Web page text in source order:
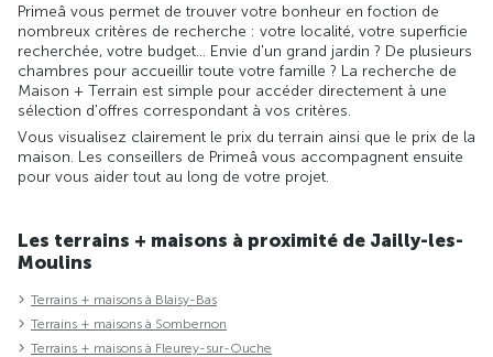
Primeâ vous permet de trouver votre bonheur en foction de
nombreux critères de recherche : votre localité, votre superficie
recherchée, votre budget... Envie d'un grand jardin ? De plusieurs
chambres pour accueillir toute votre famille ? La recherche de
Maison + Terrain est simple pour accéder directement à une
sélection d'offres correspondant à vos critères.
Vous visualisez clairement le prix du terrain ainsi que le prix de la
maison. Les conseillers de Primeâ vous accompagnent ensuite
pour vous aider tout au long de votre projet.
Les terrains + maisons à proximité de Jailly-les-
Moulins
Terrains + maisons à Blaisy-Bas
Terrains + maisons à Sombernon
Terrains + maisons à Fleurey-sur-Ouche